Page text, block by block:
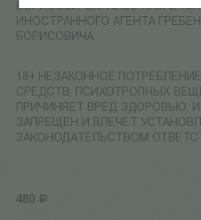
БОРИСОВИЧЕМ ЛИБО
ИНОСТРАННОГО АГЕНТА
БОРИСОВИЧА.
18+ НЕЗАКОННОЕ
СРЕДСТВ, ПСИХОТРОПНЫХ
ПРИЧИНЯЕТ ВРЕД ЗДОРОВЬЮ,
ЗАПРЕЩЕН И ВЛЕЧЕТ
ЗАКОНОДАТЕЛЬСТВОМ
480 Р